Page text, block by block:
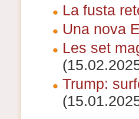
La fusta
Una nova
Les set
Trump: